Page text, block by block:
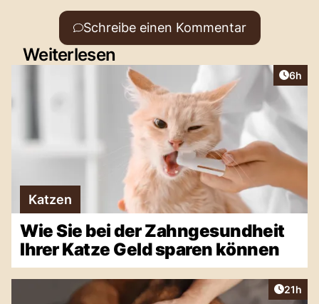
Schreibe einen Kommentar
Weiterlesen
6h
Katzen
Wie Sie bei der Zahngesundheit
Ihrer Katze Geld sparen können
Artikel
21h